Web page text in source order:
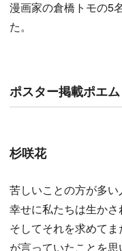
漫画家の倉橋トモの5
た。
ポスター掲載ポエム
杉咲花
苦しいことの方が多
幸せに私たちは生かさ
そしてそれを求めて
が言っていたことを思